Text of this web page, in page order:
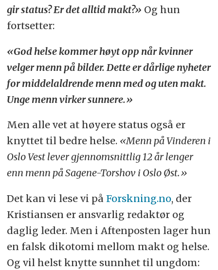
gir status? Er det alltid makt?» Og hun
fortsetter:
«God helse kommer høyt opp når kvinner
velger menn på bilder. Dette er dårlige nyheter
for middelaldrende menn med og uten makt.
Unge menn virker sunnere.»
Men alle vet at høyere status også er
knyttet til bedre helse. «Menn på Vinderen i
Oslo Vest lever gjennomsnittlig 12 år lenger
enn menn på Sagene-Torshov i Oslo Øst.»
Det kan vi lese vi på Forskning.no, der
Kristiansen er ansvarlig redaktør og
daglig leder. Men i Aftenposten lager hun
en falsk dikotomi mellom makt og helse.
Og vil helst knytte sunnhet til ungdom: